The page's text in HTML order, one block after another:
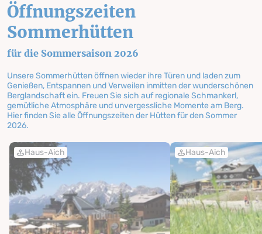
Öffnungszeiten
Sommerhütten
für die Sommersaison 2026
Unsere Sommerhütten öffnen wieder ihre Türen und laden zum
Genießen, Entspannen und Verweilen inmitten der wunderschönen
Berglandschaft ein. Freuen Sie sich auf regionale Schmankerl,
gemütliche Atmosphäre und unvergessliche Momente am Berg.
Hier finden Sie alle Öffnungszeiten der Hütten für den Sommer
2026.
Haus-Aich Haus-Aich